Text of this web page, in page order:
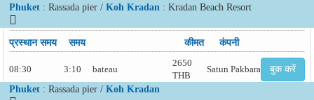
Phuket: Rassada pier / Koh Kradan: Kradan Beach Resort
प्रस्थान समय समय कीमत कंपनी
08:30 3:10 bateau
2650
THB
Satun Pakbara बुक करें
Phuket: Rassada pier / Koh Kradan